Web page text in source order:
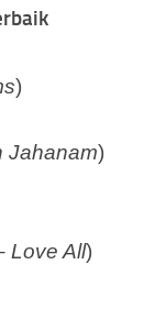
)
Jahanam)
Love All)